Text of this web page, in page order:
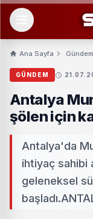
Ana Sayfa Gündem
GÜNDEM
Antalya
şölen için
Antalya'da
ihtiyaç sahibi
geleneksel